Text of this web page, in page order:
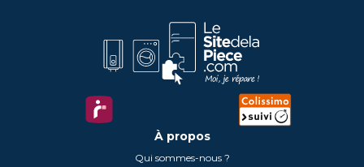
À propos
Qui sommes-nous ?